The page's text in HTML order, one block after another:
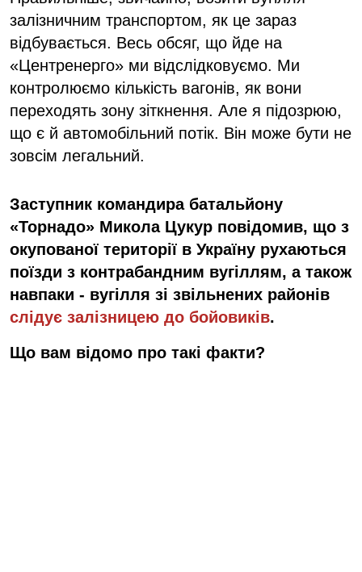
залізничним транспортом, як це зараз
відбувається. Весь обсяг, що йде на
«Центренерго» ми відслідковуємо. Ми
контролюємо кількість вагонів, як вони
переходять зону зіткнення. Але я підозрюю,
що є й автомобільний потік. Він може бути не
зовсім легальний.
Заступник командира батальйону
«Торнадо» Микола Цукур повідомив, що з
окупованої території в Україну рухаються
поїзди з контрабандним вугіллям, а також
навпаки - вугілля зі звільнених районів
слідує залізницею до бойовиків.
Що вам відомо про такі факти?